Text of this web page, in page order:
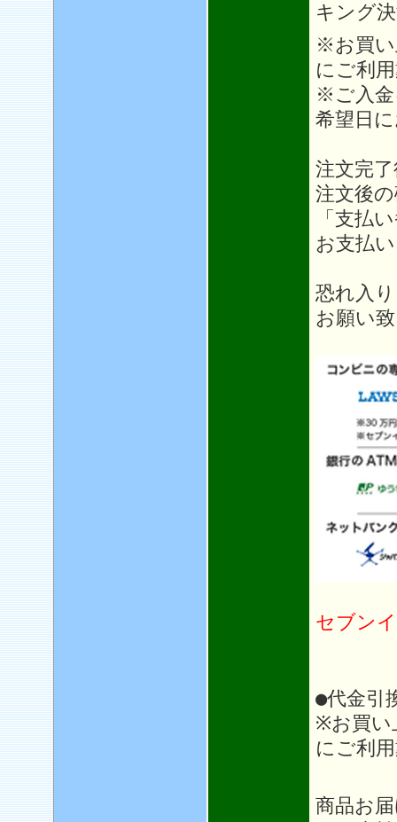
キング
※お買い
にご利
※ご入金
希望日
注文完
注文後
「支払
お支払
恐れ入
お願い
セブン
●代金引
※お買い
にご利
商品お